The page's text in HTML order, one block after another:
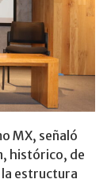
MX, señaló
histórico, de
la estructura